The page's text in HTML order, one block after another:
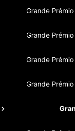
Grande
Grande
Grande
Grande